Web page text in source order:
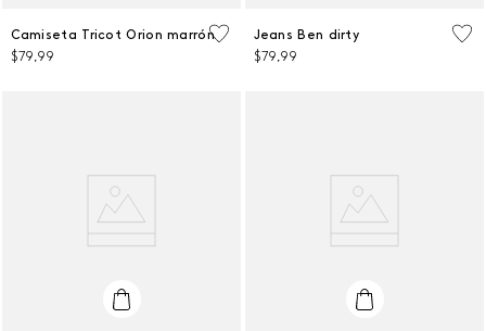
L
Camiseta Tricot Orion marrón
$79,99
38
Jeans Ben dirty
$79,99